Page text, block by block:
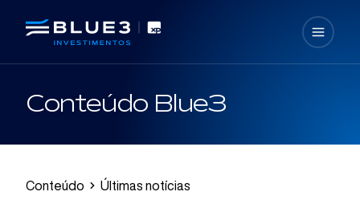
Conteúdo Blue3
Conteúdo Últimas notícias